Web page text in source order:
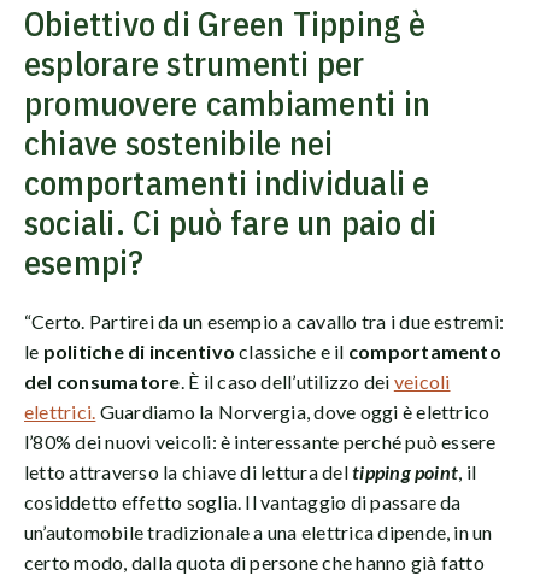
Obiettivo di Green Tipping è
esplorare strumenti per
promuovere cambiamenti in
chiave sostenibile nei
comportamenti individuali e
sociali. Ci può fare un paio di
esempi?
“Certo. Partirei da un esempio a cavallo tra i due estremi:
le politiche di incentivo classiche e il comportamento
del consumatore. È il caso dell’utilizzo dei veicoli
elettrici. Guardiamo la Norvergia, dove oggi è elettrico
l’80% dei nuovi veicoli: è interessante perché può essere
letto attraverso la chiave di lettura deltipping point, il
cosiddetto effetto soglia. Il vantaggio di passare da
un’automobile tradizionale a una elettrica dipende, in un
certo modo, dalla quota di persone che hanno già fatto